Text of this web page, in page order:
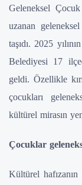
Geleneksel
uzanan
taşıdı. 2025
Belediyesi 17
geldi. Özellikle
çocukları
kültürel mirasın
Çocuklar
Kültürel